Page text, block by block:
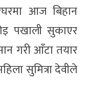
आज बिहान
पखाली सुकाएर
गरी आँटा तयार
सुमित्रा देवीले